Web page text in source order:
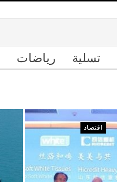
تسلية رياضات
اقتصاد